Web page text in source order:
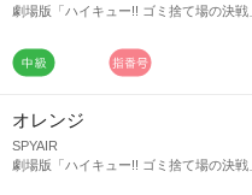
劇場版「ハイキュー!! ゴミ捨て場の決戦
オレンジ
SPYAIR
劇場版「ハイキュー!! ゴミ捨て場の決戦